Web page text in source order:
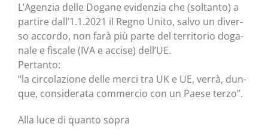
L’Agenzia del­le Doga­ne evi­den­zia che (sol­tan­to) a
par­ti­re dall’1.1.2021 il Regno Uni­to, sal­vo un diver­
so accor­do, non farà più par­te del ter­ri­to­rio doga­
na­le e fisca­le (IVA e acci­se) dell’UE.
Pertanto:
“la cir­co­la­zio­ne del­le mer­ci tra UK e UE, ver­rà, dun­
que, con­si­de­ra­ta com­mer­cio con un Pae­se terzo”.
Alla luce di quan­to sopra